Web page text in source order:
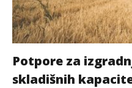
Potpore za
skladišnih